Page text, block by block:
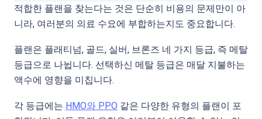
적합한 플랜을 찾는다는 것은 단순히 비용의 문제만이 아
니라, 여러분의 의료 수요에 부합하는지도 중요합니다.
플랜은 플래티넘, 골드, 실버, 브론즈 네 가지 등급, 즉 메탈
등급으로 나뉩니다. 선택하신 메탈 등급은 매달 지불하는
액수에 영향을 미칩니다.
각 등급에는 HMO와 PPO 같은 다양한 유형의 플랜이 포